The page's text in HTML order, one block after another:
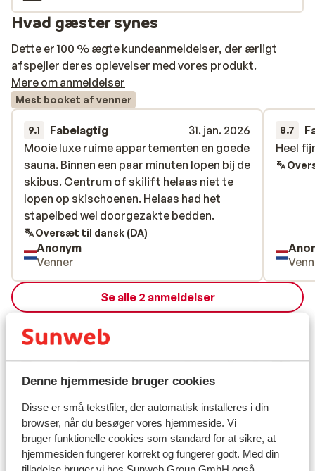
Denne hjemmeside bruger cookies
Disse er små tekstfiler, der automatisk installeres i din
browser, når du besøger vores hjemmeside. Vi
bruger funktionelle cookies som standard for at sikre, at
hjemmesiden fungerer korrekt og fungerer godt. Med din
Hvad gæster synes
Dette er 100 % ægte kundeanmeldelser, der ærligt
afspejler deres oplevelser med vores produkt.
Mere om anmeldelser
Mest booket af venner
9.1 Fabelagtig
31. jan. 2026
Mooie luxe ruime appartementen en goede
sauna. Binnen een paar minuten lopen bij de
skibus. Centrum of skilift helaas niet te
lopen op skischoenen. Helaas had het
stapelbed wel doorgezakte bedden.
Mooie luxe ruime appartementen en goede
sauna. Binnen een paar minuten lopen bij de
skibus. Centrum of skilift helaas niet te
lopen op skischoenen. Helaas had het
stapelbed wel doorgezakte bedden.
Oversæt til dansk (DA)
Anonym
Venner
8.7
Heel
Heel
Se alle 2 anmeldelser
Se på kort